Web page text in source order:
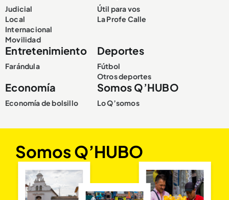
Judicial
Local
Internacional
Movilidad
Útil para vos
La Profe Calle
Entretenimiento
Farándula
Deportes
Fútbol
Otros deportes
Economía
Economía de bolsillo
Somos Q’HUBO
Lo Q’somos
Somos Q’HUBO